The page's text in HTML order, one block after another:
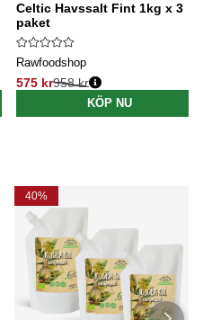
Celtic Havssalt Fint 1kg x 3
paket
Rawfoodshop
575 kr
Ordinarie pris:
958 kr
KÖP NU
40%